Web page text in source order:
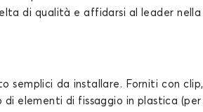
Tappetini per PORSCHE PANAMERA
di qualità e affidarsi al leader
da installare. Forniti con
elementi di fissaggio in plastica